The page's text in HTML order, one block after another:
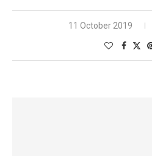
11 October 2019